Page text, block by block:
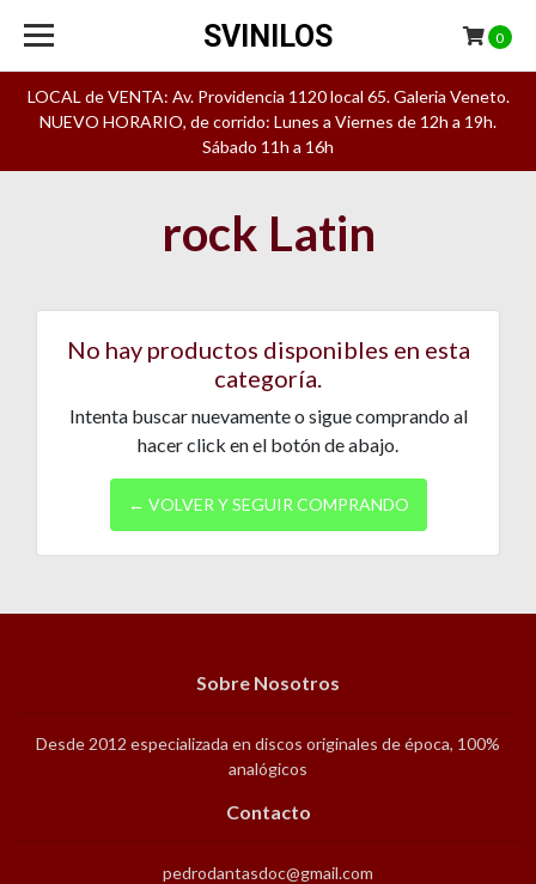
LOCAL de VENTA: Av. Providencia 1120 local 65. Galeria Veneto.
NUEVO HORARIO, de corrido: Lunes a Viernes de 12h a 19h.
Sábado 11h a 16h
SVINILOS 0
rock Latin
No hay productos disponibles en esta
categoría.
Intenta buscar nuevamente o sigue comprando al
hacer click en el botón de abajo.
← VOLVER Y SEGUIR COMPRANDO
Sobre Nosotros
Desde 2012 especializada en discos originales de época, 100%
analógicos
Contacto
pedrodantasdoc@gmail.com